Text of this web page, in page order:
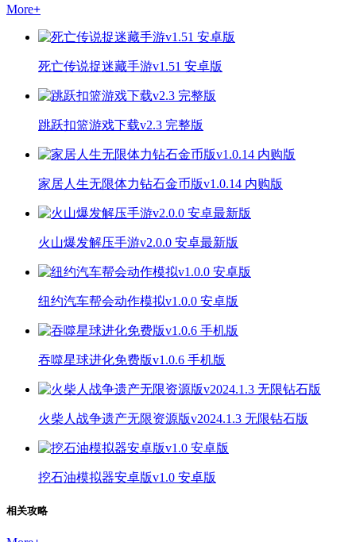
More+
死亡传说捉迷藏手游v1.51 安卓版
跳跃扣篮游戏下载v2.3 完整版
家居人生无限体力钻石金币版v1.0.14 内购版
火山爆发解压手游v2.0.0 安卓最新版
纽约汽车帮会动作模拟v1.0.0 安卓版
吞噬星球进化免费版v1.0.6 手机版
火柴人战争遗产无限资源版v2024.1.3 无限钻石版
挖石油模拟器安卓版v1.0 安卓版
相关攻略